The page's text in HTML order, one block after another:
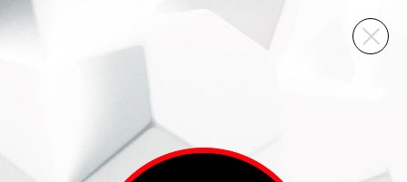
ВИННЫЙ СКЛАД